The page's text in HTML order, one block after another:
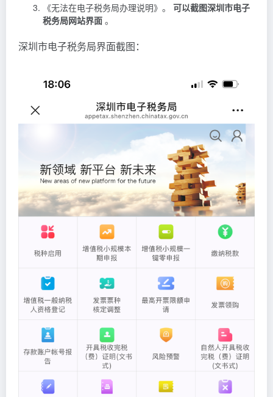
《无法在电子税务局办理说明》。 可以截图深圳市电子
税务局网站界面 。
深圳市电子税务局界面截图：